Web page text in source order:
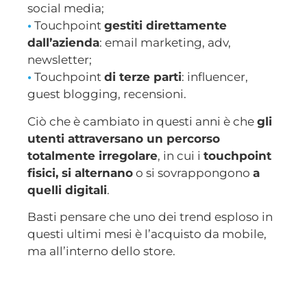
social media;
• Touchpoint gestiti direttamente
dall’azienda: email marketing, adv,
newsletter;
• Touchpoint di terze parti: influencer,
guest blogging, recensioni.
Ciò che è cambiato in questi anni è che gli
utenti attraversano un percorso
totalmente irregolare, in cui i touchpoint
fisici, si alternano o si sovrappongono a
quelli digitali.
Basti pensare che uno dei trend esploso in
questi ultimi mesi è l’acquisto da mobile,
ma all’interno dello store.